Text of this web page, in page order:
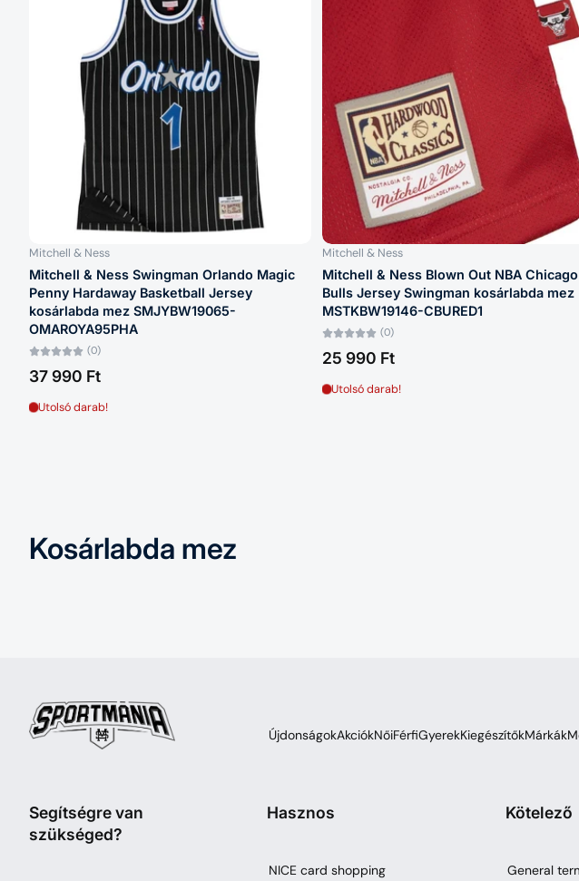
Mitchell & Ness
Mitchell & Ness Swingman Orlando Magic
Penny Hardaway Basketball Jersey
kosárlabda mez SMJYBW19065-
OMAROYA95PHA
(0)
37 990 Ft
Utolsó darab!
Mitchell & Ness
Mitchell & Ness Blown Out NBA Chicago
Bulls Jersey Swingman kosárlabda mez
MSTKBW19146-CBURED1
(0)
25 990 Ft
Utolsó darab!
Kosárlabda mez
ÚjdonságokAkciókNőiFérfiGyerekKiegészítőkMárkák
Segítségre van
szükséged?
Hasznos
NICE card shopping
Kötelező
General